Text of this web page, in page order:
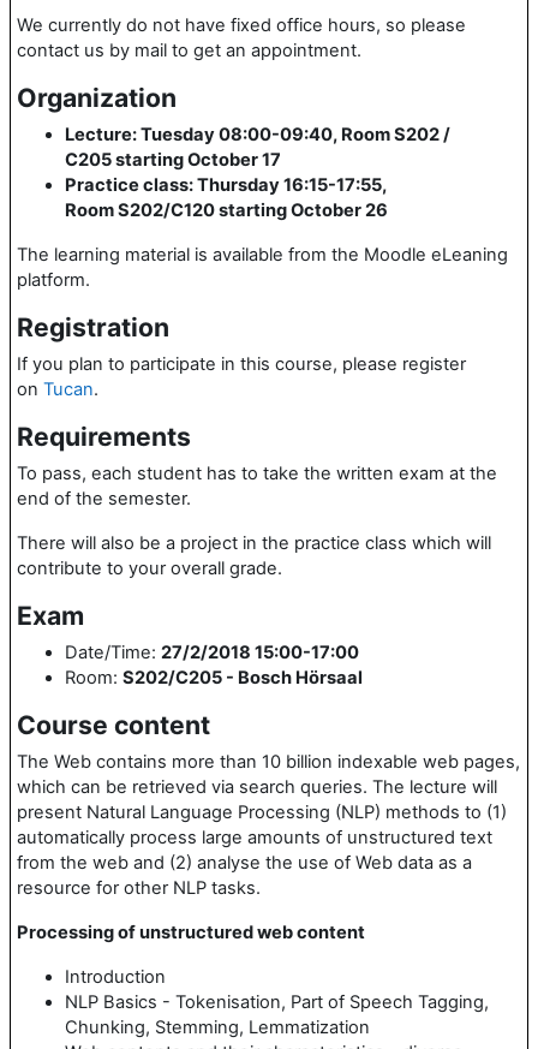
We currently do not have fixed office hours, so please
contact us by mail to get an appointment.
Organization
Lecture: Tuesday 08:00-09:40, Room S202 /
C205 starting October 17
Practice class: Thursday 16:15-17:55,
Room S202/C120starting October 26
The learning material is available from the Moodle eLeaning
platform.
Registration
If you plan to participate in this course, please register
on Tucan.
Requirements
To pass, each student has to take the written exam at the
end of the semester.
There will also be a project in the practice class which will
contribute to your overall grade.
Exam
Date/Time: 27/2/2018 15:00-17:00
Room: S202/C205 - Bosch Hörsaal
Course content
The Web contains more than 10 billion indexable web pages,
which can be retrieved via search queries. The lecture will
present Natural Language Processing (NLP) methods to (1)
automatically process large amounts of unstructured text
from the web and (2) analyse the use of Web data as a
resource for other NLP tasks.
Processing of unstructured web content
Introduction
NLP Basics - Tokenisation, Part of Speech Tagging,
Chunking, Stemming, Lemmatization